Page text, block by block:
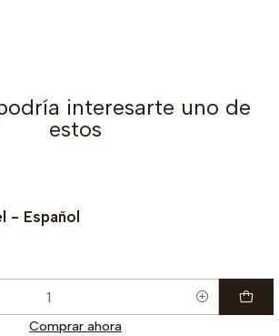
interesarte uno de
estos
- Español
Comprar ahora